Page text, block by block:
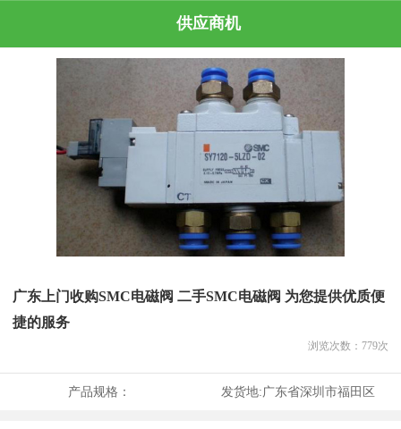
供应商机
广东上门收购SMC电磁阀 二手SMC电磁阀 为您提供优质便
捷的服务
浏览次数： 779次
产品规格： 发货地:广东省深圳市福田区